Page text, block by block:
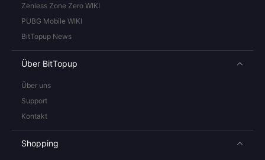
Zenless Zone Zero WIKI
PUBG Mobile WIKI
BitTopup News
Über BitTopup
Über uns
Support
Kontakt
Shopping